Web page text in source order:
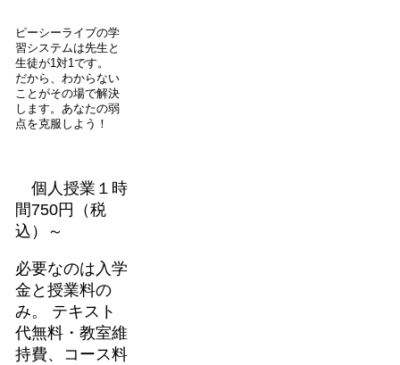
ピーシーライブの学
習システムは先生と
生徒が1対1です。
だから、わからない
ことがその場で解決
します。あなたの弱
点を克服しよう！
個人授業１時
間750円（税
込）～
必要なのは入学
金と授業料の
み。 テキスト
代無料・教室維
持費、コース料